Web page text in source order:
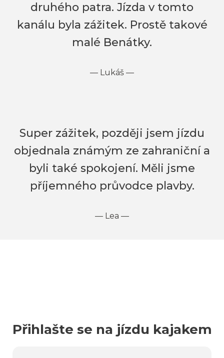
druhého patra. Jízda v tomto
kanálu byla zážitek. Prostě takové
malé Benátky.
— Lukáš —
Super zážitek, později jsem jízdu
objednala známým ze zahraniční a
byli také spokojení. Měli jsme
příjemného průvodce plavby.
— Lea —
Přihlašte se na jízdu kajakem